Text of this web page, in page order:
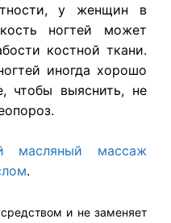
у женщин в
ногтей может
костной ткани.
иногда хорошо
чтобы выяснить, не
масляный
массаж
.
и не заменяет